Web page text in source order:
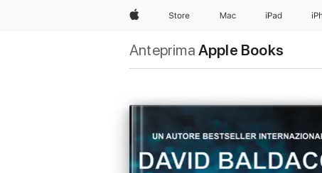
AppleStore Mac iPad
Anteprima Apple Books